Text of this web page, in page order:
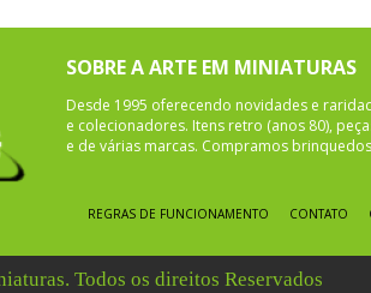
SOBRE A ARTE EM MINIATURAS
Desde 1995 oferecendo novidades e
e colecionadores. Itens retro (anos 80),
e de várias marcas. Compramos
REGRAS DE FUNCIONAMENTO CONTATO
Todos os direitos Reservados